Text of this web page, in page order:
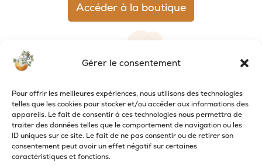
Gérer le consentement
Pour offrir les meilleures expériences, nous utilisons des technologies
telles que les cookies pour stocker et/ou accéder aux informations des
appareils. Le fait de consentir à ces technologies nous permettra de
traiter des données telles que le comportement de navigation ou les
ID uniques sur ce site. Le fait de ne pas consentir ou de retirer son
consentement peut avoir un effet négatif sur certaines
caractéristiques et fonctions.
Accéder à la boutique
RECEVOIR LES NOUVELLES DE LA SAVONNERIE